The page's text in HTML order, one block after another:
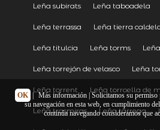
Leña subirats Leña taboadela
Leña terrassa Leña tierra
Leña titulcia Leña torms
Leña torrejón de velasco Leña
Leña torrent Leña torroella de
Leña trasmiras Leña tàrrega
OK Más información| Solicitamos su permiso
su navegación en esta web, en cumplimiento
continúa navegando consideramos que